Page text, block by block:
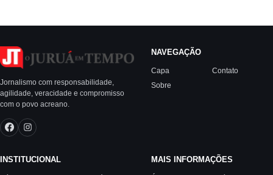
Jornalismo com responsabilidade,
agilidade, veracidade e compromisso
com o povo acreano.
NAVEGAÇÃO
Capa
Sobre
Contato
INSTITUCIONAL MAIS INFORMAÇÕES